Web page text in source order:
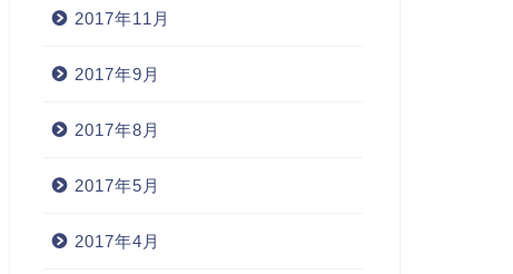
2017年11月
2017年9月
2017年8月
2017年5月
2017年4月